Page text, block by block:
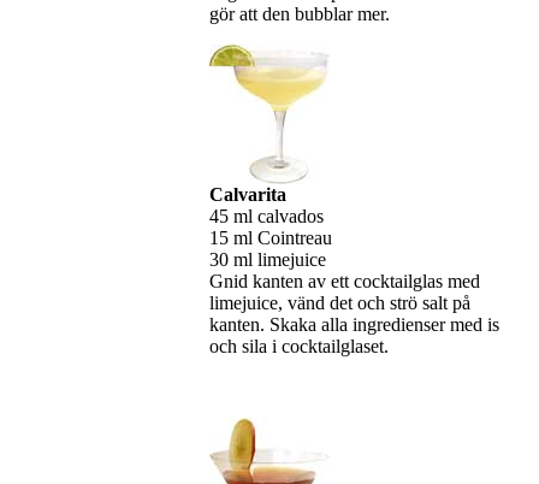
gör att den bubblar mer.
Calvarita
45 ml calvados
15 ml Cointreau
30 ml limejuice
Gnid kanten av ett cocktailglas med
limejuice, vänd det och strö salt på
kanten. Skaka alla ingredienser med is
och sila i cocktailglaset.